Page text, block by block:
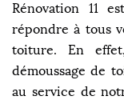
Rénovation 11
répondre à tous
toiture. En
démoussage de
au service de